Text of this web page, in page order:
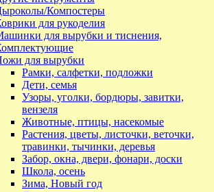
Компостеры
для рукоделия
для вырубки и тиснения,
для вырубки
Рамки, салфетки, подложки
Дети, семья
Узоры, уголки, бордюры, завитки,
вензеля
Животные, птицы, насекомые
Растения, цветы, листочки, веточки,
травинки, тычинки, деревья
Забор, окна, двери, фонари, доски
Школа, осень
Зима, Новый год